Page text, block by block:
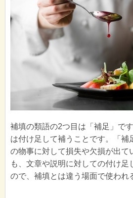
補填の類語の2つ目は「補足」で
は付け足して補うことです。「補
の物事に対して損失や欠損が出て
も、文章や説明に対しての付け足
ので、補填とは違う場面で使われ